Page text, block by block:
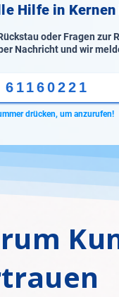
Hilfe in
oder Fragen
Nachricht und wir
drücken, um anzurufen!